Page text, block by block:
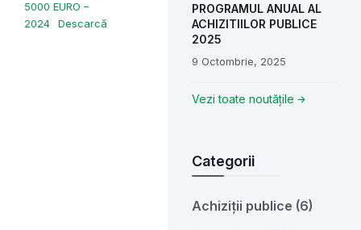
5000 EURO –
2024
Descarcă
PROGRAMUL ANUAL AL
ACHIZITIILOR PUBLICE
2025
9 Octombrie, 2025
Vezi toate noutățile
Categorii
Achiziții publice (6)